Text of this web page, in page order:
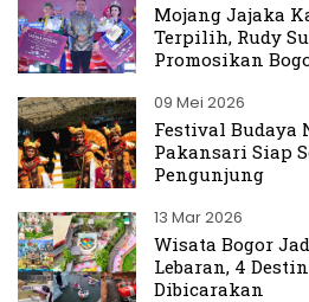
Mojang Jajaka
Terpilih, Rudy
Promosikan
09 Mei 2026
Festival Budaya
Pakansari Siap
Pengunjung
13 Mar 2026
Wisata Bogor
Lebaran, 4
Dibicarakan